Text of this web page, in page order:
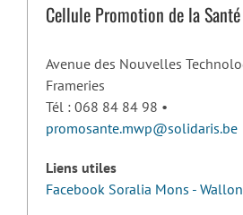
Cellule Promotion de la
Avenue des Nouvelles
Frameries
Tél : 068 84 84 98 •
promosante.mwp@solidaris.be
Liens utiles
Facebook Soralia Mons -